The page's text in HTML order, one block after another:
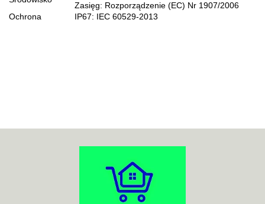
Zasięg: Rozporządzenie (EC) Nr 1907/2006
Ochrona
IP67: IEC 60529-2013
ACO